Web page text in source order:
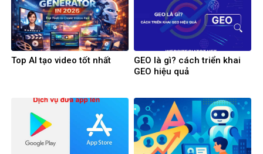
Top AI tạo video tốt nhất
GEO là gì? cách triển khai
GEO hiệu quả